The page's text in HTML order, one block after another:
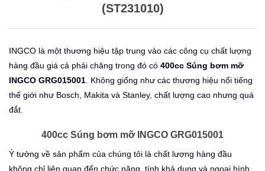
(ST231010)
INGCO là một thương hiệu tập trung vào các công cụ chất lượng
hàng đầu giá cả phải chăng trong đó có 400cc Súng bơm mỡ
INGCO GRG015001 . Không giống như các thương hiệu nổi tiếng
thế giới như Bosch, Makita và Stanley, chất lượng cao nhưng quá
đắt.
400cc Súng bơm mỡ INGCO GRG015001
Ý tưởng về sản phẩm của chúng tôi là chất lượng hàng đầu
không chỉ liên quan đến chức năng, tính khả dụng và ngoại hình,